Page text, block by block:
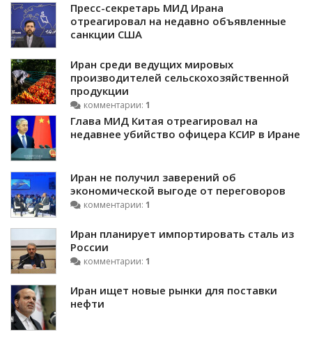
Пресс-секретарь МИД Ирана
отреагировал на недавно объявленные
санкции США
Иран среди ведущих мировых
производителей сельскохозяйственной
продукции
комментарии: 1
Глава МИД Китая отреагировал на
недавнее убийство офицера КСИР в Иране
Иран не получил заверений об
экономической выгоде от переговоров
комментарии: 1
Иран планирует импортировать сталь из
России
комментарии: 1
Иран ищет новые рынки для поставки
нефти